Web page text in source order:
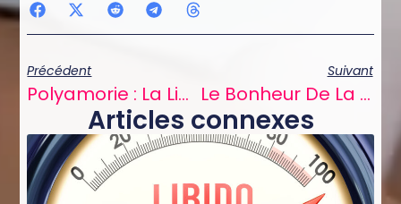
Précédent
Polyamorie : La Liberté Et La Joie Des Relations Ouvertes
Suivant
Le Bonheur De La Pipe : Mon Guide Amusant Pour Une Fellation Réussie !
Articles connexes